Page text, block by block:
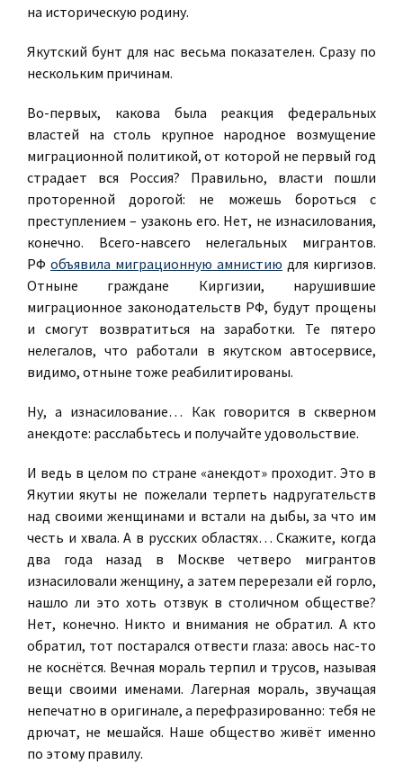
на историческую родину.
Якутский бунт для нас весьма показателен. Сразу по
нескольким причинам.
Во-первых, какова была реакция федеральных
властей на столь крупное народное возмущение
миграционной политикой, от которой не первый год
страдает вся Россия? Правильно, власти пошли
проторенной дорогой: не можешь бороться с
преступлением – узаконь его. Нет, не изнасилования,
конечно. Всего-навсего нелегальных мигрантов.
РФ объявила миграционную амнистию для киргизов.
Отныне граждане Киргизии, нарушившие
миграционное законодательств РФ, будут прощены
и смогут возвратиться на заработки. Те пятеро
нелегалов, что работали в якутском автосервисе,
видимо, отныне тоже реабилитированы.
Ну, а изнасилование… Как говорится в скверном
анекдоте: расслабьтесь и получайте удовольствие.
И ведь в целом по стране «анекдот» проходит. Это в
Якутии якуты не пожелали терпеть надругательств
над своими женщинами и встали на дыбы, за что им
честь и хвала. А в русских областях… Скажите, когда
два года назад в Москве четверо мигрантов
изнасиловали женщину, а затем перерезали ей горло,
нашло ли это хоть отзвук в столичном обществе?
Нет, конечно. Никто и внимания не обратил. А кто
обратил, тот постарался отвести глаза: авось нас-то
не коснётся. Вечная мораль терпил и трусов, называя
вещи своими именами. Лагерная мораль, звучащая
непечатно в оригинале, а перефразированно: тебя не
дрючат, не мешайся. Наше общество живёт именно
по этому правилу.